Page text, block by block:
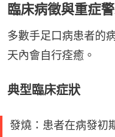
臨床病徵與重症
多數手足口病患者的
天內會自行痊癒。
典型臨床症狀
發燒：患者在病發初